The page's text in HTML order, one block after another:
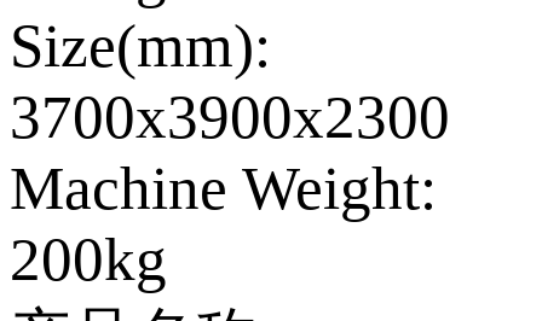
Size(mm):
3700x3900x2300
Machine Weight:
200kg